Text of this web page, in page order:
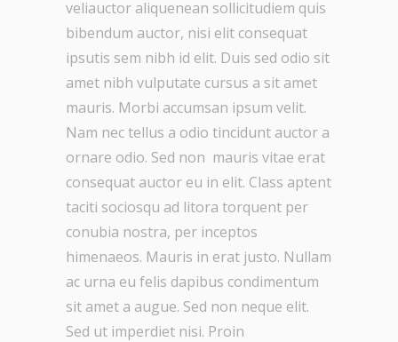
veliauctor aliquenean sollicitudiem quis
bibendum auctor, nisi elit consequat
ipsutis sem nibh id elit. Duis sed odio sit
amet nibh vulputate cursus a sit amet
mauris. Morbi accumsan ipsum velit.
Nam nec tellus a odio tincidunt auctor a
ornare odio. Sed non mauris vitae erat
consequat auctor eu in elit. Class aptent
taciti sociosqu ad litora torquent per
conubia nostra, per inceptos
himenaeos. Mauris in erat justo. Nullam
ac urna eu felis dapibus condimentum
sit amet a augue. Sed non neque elit.
Sed ut imperdiet nisi. Proin